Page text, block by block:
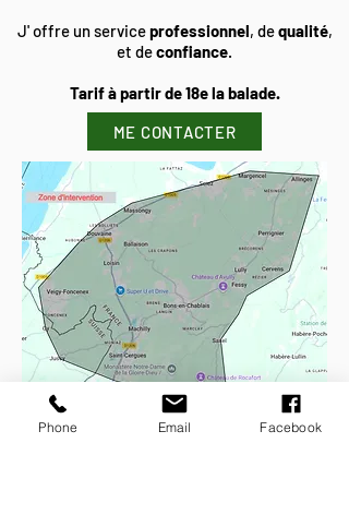
J' offre un serviceprofessionnel, dequalité,
et deconfiance.
Tarif à partir de 18e la balade.
ME CONTACTER
Phone Email Facebook